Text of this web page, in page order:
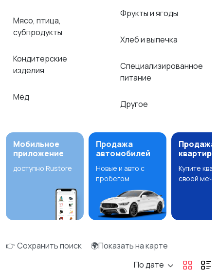
Мясо, птица,
субпродукты
Кондитерские
изделия
Мёд
Фрукты и ягоды
Хлеб и выпечка
Специализированное
питание
Другое
Мобильное
приложение
доступно Rustore
Продажа
автомобилей
Новые и авто с
пробегом
Продажа
квартир
Купите
своей
👉 Сохранить поиск
🌍Показать на карте
По дате